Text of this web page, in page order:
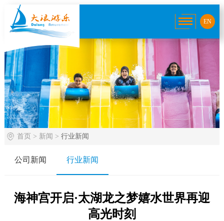
EN
首页 > 新闻 > 行业新闻
公司新闻 行业新闻
海神宫开启·太湖龙之梦嬉水世界再迎
高光时刻